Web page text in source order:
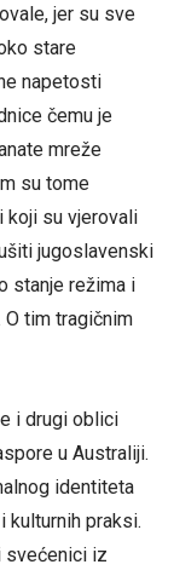
jer su sve
stare
napetosti
čemu je
mreže
su tome
su vjerovali
jugoslavenski
stanje režima i
tim tragičnim
i drugi oblici
u Australiji.
identiteta
kulturnih praksi.
svećenici iz